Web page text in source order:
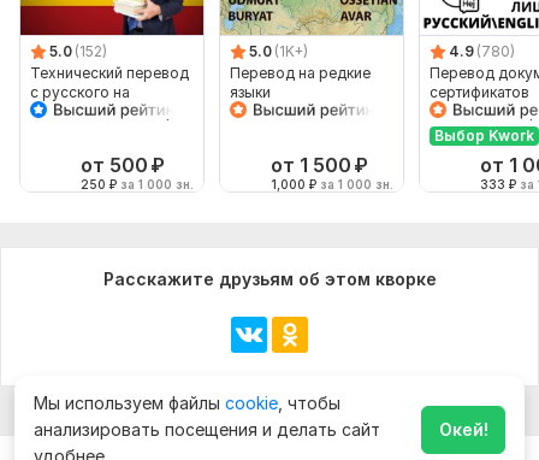
5.0 (152)
Технический перевод
с русского на
испанский и наоборот
от 500 ₽
250 ₽ за 1 000 зн.
5.0 (1K+)
Перевод на редкие
языки
от 1 500 ₽
1,000 ₽ за 1 000 зн.
4.9 (780)
Перевод
сертификатов
лицензий
апостилей
Выбор Kwork
от 1
333 ₽ за
Расскажите друзьям об этом кворке
Мы используем файлы cookie , чтобы
анализировать посещения и делать сайт
удобнее.
Окей!